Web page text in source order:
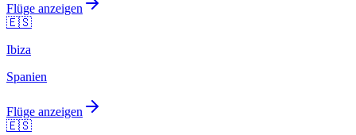
Flüge anzeigen
🇪🇸
Ibiza
Spanien
Flüge anzeigen
🇪🇸